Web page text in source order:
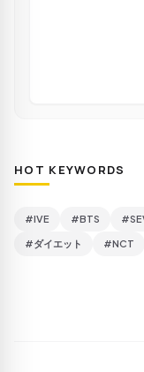
HOT KEYWORDS
#IVE #BTS
#ダイエット #NCT